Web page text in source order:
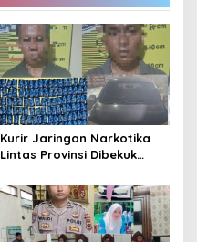
Kurir Jaringan Narkotika
Lintas Provinsi Dibekuk